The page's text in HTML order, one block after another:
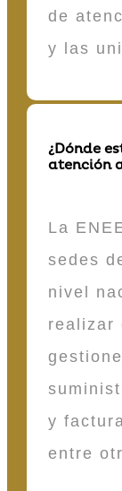
de
y las
¿Dónde
atención
La
sedes
nivel
realizar
y
entre